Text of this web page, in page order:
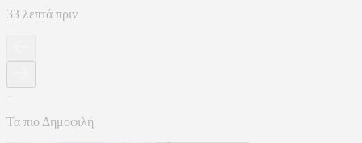
33 λεπτά πριν
-
Τα πιο Δημοφιλή